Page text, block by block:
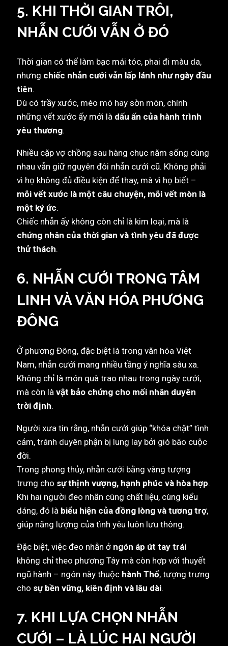
5. KHI THỜI GIAN TRÔI,
NHẪN CƯỚI VẪN Ở ĐÓ
Thời gian có thể làm bạc mái tóc, phai đi màu da,
nhưng chiếc nhẫn cưới vẫn lấp lánh như ngày đầu
tiên.
Dù có trầy xước, méo mó hay sờn mòn, chính
những vết xước ấy mới là dấu ấn của hành trình
yêu thương.
Nhiều cặp vợ chồng sau hàng chục năm sống cùng
nhau vẫn giữ nguyên đôi nhẫn cưới cũ. Không phải
vì họ không đủ điều kiện để thay, mà vì họ biết –
mỗi vết xước là một câu chuyện, mỗi vết mòn là
một ký ức.
Chiếc nhẫn ấy không còn chỉ là kim loại, mà là
chứng nhân của thời gian và tình yêu đã được
thử thách.
6. NHẪN CƯỚI TRONG TÂM
LINH VÀ VĂN HÓA PHƯƠNG
ĐÔNG
Ở phương Đông, đặc biệt là trong văn hóa Việt
Nam, nhẫn cưới mang nhiều tầng ý nghĩa sâu xa.
Không chỉ là món quà trao nhau trong ngày cưới,
mà còn là vật bảo chứng cho mối nhân duyên
trời định.
Người xưa tin rằng, nhẫn cưới giúp “khóa chặt” tình
cảm, tránh duyên phận bị lung lay bởi gió bão cuộc
đời.
Trong phong thủy, nhẫn cưới bằng vàng tượng
trưng cho sự thịnh vượng, hạnh phúc và hòa hợp.
Khi hai người đeo nhẫn cùng chất liệu, cùng kiểu
dáng, đó là biểu hiện của đồng lòng và tương trợ,
giúp năng lượng của tình yêu luôn lưu thông.
Đặc biệt, việc đeo nhẫn ở ngón áp út tay trái
không chỉ theo phương Tây mà còn hợp với thuyết
ngũ hành – ngón này thuộc hành Thổ, tượng trưng
cho sự bền vững, kiên định và lâu dài.
7. KHI LỰA CHỌN NHẪN
CƯỚI – LÀ LÚC HAI NGƯỜI